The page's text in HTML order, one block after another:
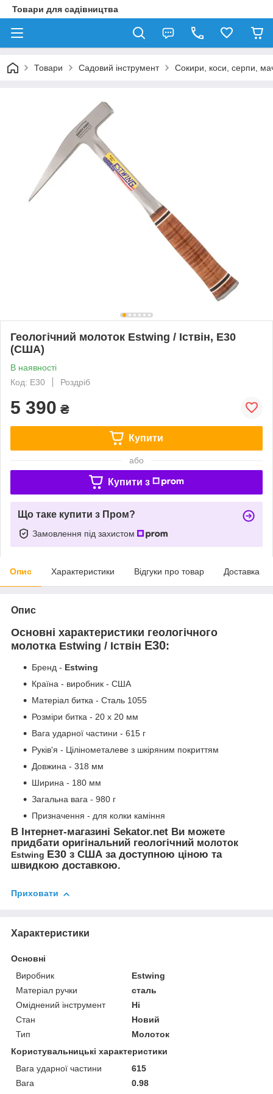
Товари для садівництва
Товари Садовий інструмент Сокири, коси, серпи,
Геологічний молоток Estwing / Іствін, E30
(США)
В наявності
Код: E30
Роздріб
5 390 ₴
Купити
або
Купити з
Що таке купити з Пром?
Замовлення під захистом
Опис Характеристики Відгуки про товар Доставка
Опис
Основні характеристики геологічного
молотка Estwing / Іствін E30:
Бренд - Estwing
Країна - виробник - США
Матеріал битка - Сталь 1055
Розміри битка - 20 х 20 мм
Вага ударної частини - 615 г
Руків'я - Цілінометалеве з шкіряним покриттям
Довжина - 318 мм
Ширина - 180 мм
Загальна вага - 980 г
Призначення - для колки каміння
В Інтернет-магазині Sekator.net Ви можете
придбати оригінальний геологічний молоток
Estwing E30 з США за доступною ціною та
швидкою доставкою.
Приховати
Характеристики
Основні
Виробник
Estwing
Матеріал ручки
сталь
Оміднений інструмент
Ні
Стан
Новий
Тип
Молоток
Користувальницькі характеристики
Вага ударної частини
615
Вага
0.98